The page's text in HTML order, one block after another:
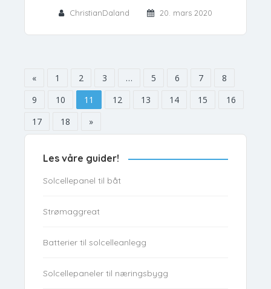
ChristianDaland 20. mars 2020
« 1 2 3 … 5 6 7
8
9
10 11 12 13 14 15
16
17
18 »
Les våre guider!
Solcellepanel til båt
Strømaggreat
Batterier til solcelleanlegg
Solcellepaneler til næringsbygg